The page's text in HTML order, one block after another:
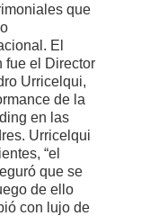
que
El
fue el Director
Urricelqui,
de la
en las
Urricelqui
“el
que se
de ello
con lujo de